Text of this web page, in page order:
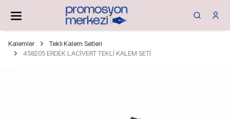
Kalemler
Tekli Kalem Setleri
458205 ERDEK LACİVERT TEKLİ KALEM SETİ